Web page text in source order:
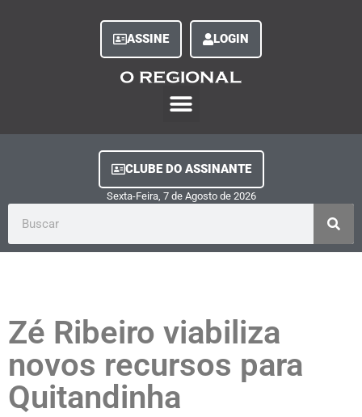
ASSINE LOGIN
CLUBE DO ASSINANTE
Sexta-Feira, 7de Agostode 2026
Zé Ribeiro viabiliza
novos recursos para
Quitandinha